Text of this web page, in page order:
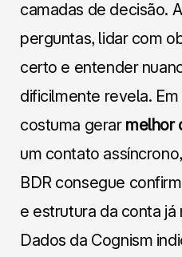
camadas de decisão.
perguntas, lidar com
certo e entender
dificilmente revela.
costuma gerar melhor
um contato
BDR consegue
e estrutura da conta
Dados da Cognism